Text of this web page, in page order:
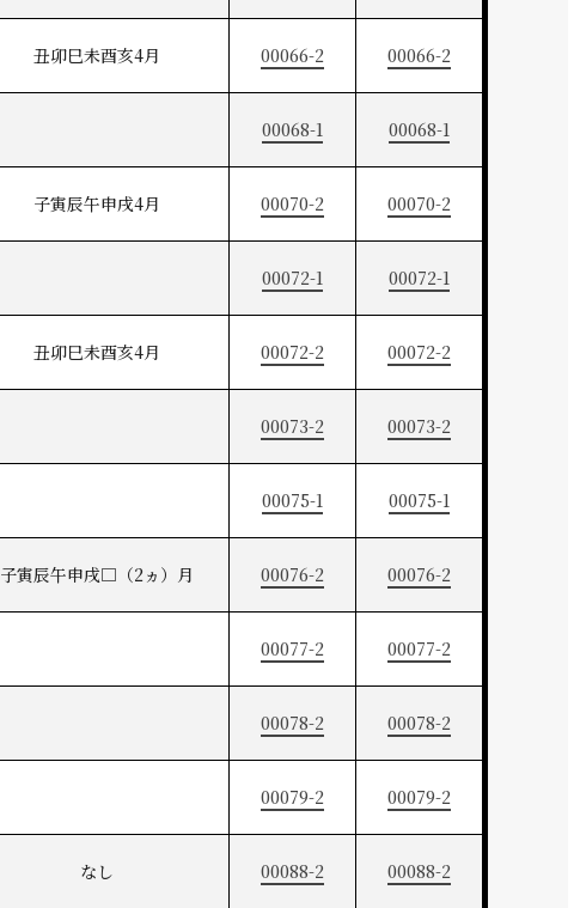
丑卯巳未酉亥4月 00066-2 00066-2
00068-1 00068-1
子寅辰午申戌4月 00070-2 00070-2
00072-1 00072-1
丑卯巳未酉亥4月 00072-2 00072-2
00073-2 00073-2
00075-1 00075-1
子寅辰午申戌□（2ヵ）月 00076-2 00076-2
00077-2 00077-2
00078-2 00078-2
00079-2 00079-2
なし 00088-2 00088-2